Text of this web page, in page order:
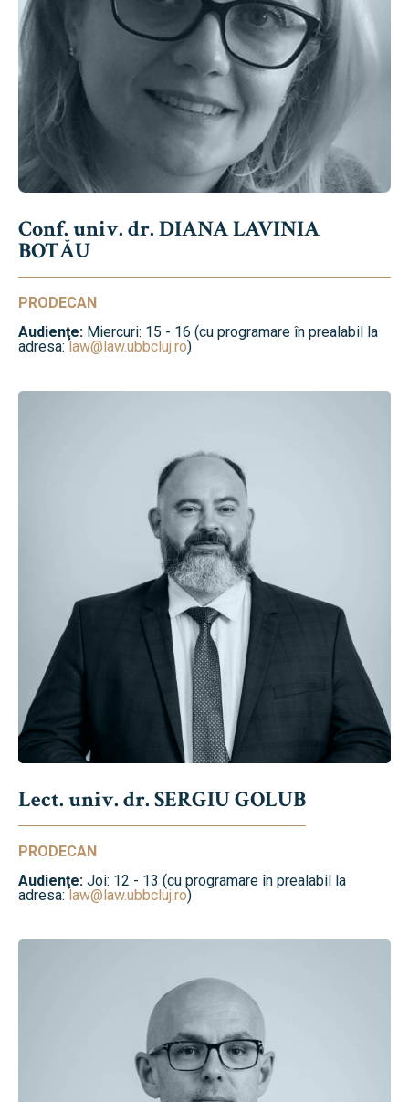
Conf. univ. dr. DIANA LAVINIA
BOTĂU
PRODECAN
Audienţe: Miercuri: 15 - 16 (cu programare în prealabil la
adresa: law@law.ubbcluj.ro)
Lect. univ. dr. SERGIU GOLUB
PRODECAN
Audienţe: Joi: 12 - 13 (cu programare în prealabil la
adresa:law@law.ubbcluj.ro)